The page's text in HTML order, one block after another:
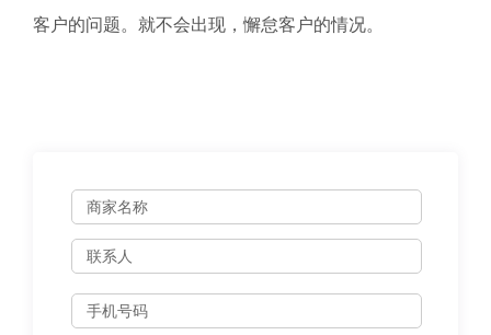
客户的问题。就不会出现，懈怠客户的情况。